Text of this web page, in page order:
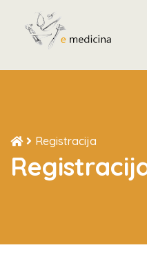
Registracija